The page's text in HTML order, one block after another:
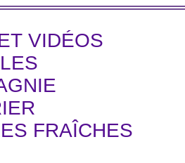
VIDÉOS
FRAÎCHES